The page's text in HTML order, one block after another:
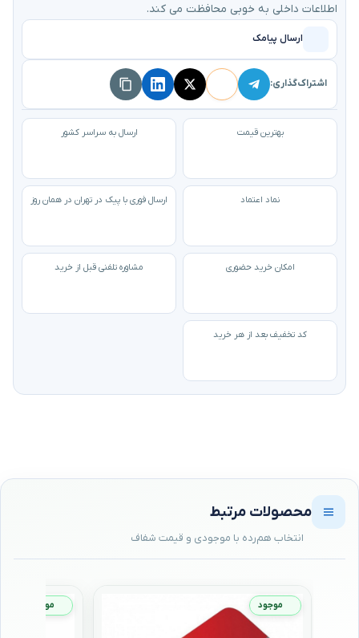
اطلاعات داخلی به خوبی محافظت می کند.
ارسال پیامک
اشتراک‌گذاری:
بهترین قیمت ارسال به سراسر کشور
نماد اعتماد ارسال فوری با پیک در تهران در همان روز
امکان خرید حضوری مشاوره تلفنی قبل از خرید
کد تخفیف بعد از هر خرید
محصولات مرتبط
موجود موجود